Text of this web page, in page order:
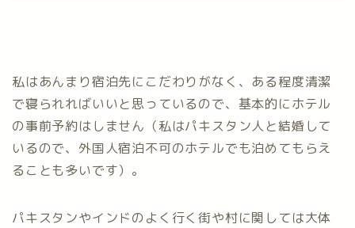
私はあんまり宿泊先にこだわりがなく、ある程度清潔
で寝られればいいと思っているので、基本的にホテル
の事前予約はしません（私はパキスタン人と結婚して
いるので、外国人宿泊不可のホテルでも泊めてもらえ
ることも多いです）。
パキスタンやインドのよく行く街や村に関しては大体